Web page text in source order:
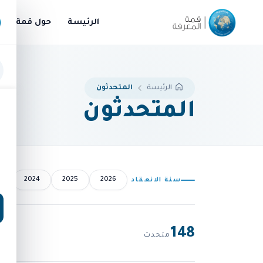
الرئيسة حول قمة
الرئيسة المتحدثون
المتحدثون
سنة الانعقاد 2026
2025
2024
148 متحدث